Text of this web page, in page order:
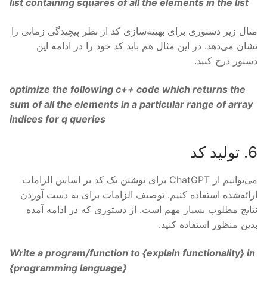
list containing squares of all the elements in the list
مثال زیر دستوری برای بهینه‌سازی کد از نظر پیچیدگی زمانی را
نشان می‌دهد. در این مثال هم باید کد خود را در ادامه این
دستور درج کنید.
optimize the following c++ code which returns the
sum of all the elements in a particular range of array
indices for q queries
6. تولید کد
می‌توانیم از ChatGPT برای نوشتن یک کد بر اساس الزامات
ارائه‌شده استفاده کنیم. توصیف الزامات برای به دست آوردن
نتایج مطلوب بسیار مهم است. از دستوری که در ادامه آمده
بدین منظور استفاده کنید.
Write a program/function to {explain functionality} in
{programming language}